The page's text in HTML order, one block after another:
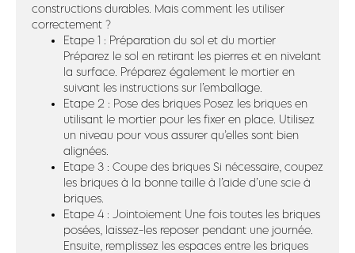
constructions durables. Mais comment les utiliser
correctement ?
Etape 1 : Préparation du sol et du mortier
Préparez le sol en retirant les pierres et en nivelant
la surface. Préparez également le mortier en
suivant les instructions sur l’emballage.
Etape 2 : Pose des briques Posez les briques en
utilisant le mortier pour les fixer en place. Utilisez
un niveau pour vous assurer qu’elles sont bien
alignées.
Etape 3 : Coupe des briques Si nécessaire, coupez
les briques à la bonne taille à l’aide d’une scie à
briques.
Etape 4 : Jointoiement Une fois toutes les briques
posées, laissez-les reposer pendant une journée.
Ensuite, remplissez les espaces entre les briques